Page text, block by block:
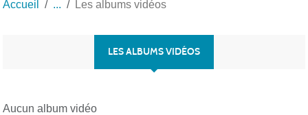
Accueil Les albums vidéos
LES ALBUMS VIDÉOS
Aucun album vidéo